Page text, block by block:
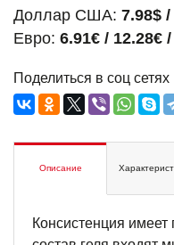
Доллар США: 7.98$
Евро: 6.91€ / 12.28€
Поделиться в соц сетях
Описание
Консистенция имеет